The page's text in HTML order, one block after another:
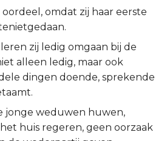
omdat zij haar eerste
zij ledig omgaan bij de
alleen ledig, maar ook
dingen doende, sprekende
jonge weduwen huwen,
huis regeren, geen oorzaak